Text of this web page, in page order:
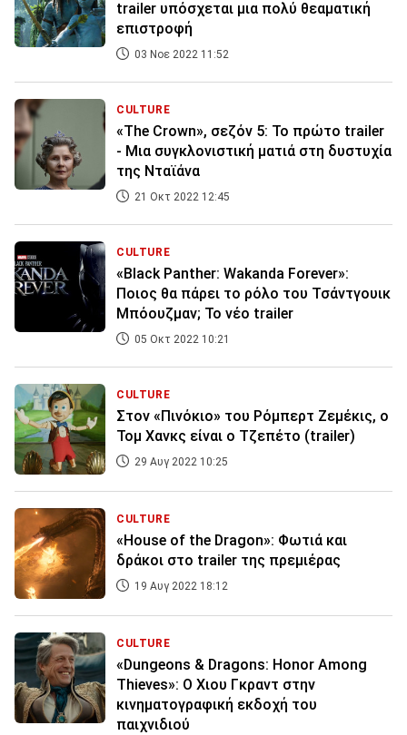
trailer υπόσχεται μια πολύ θεαματική
επιστροφή
03 Νοε 2022 11:52
CULTURE
«The Crown», σεζόν 5: Το πρώτο trailer
- Μια συγκλονιστική ματιά στη δυστυχία
της Νταϊάνα
21 Οκτ 2022 12:45
CULTURE
«Black Panther: Wakanda Forever»:
Ποιος θα πάρει το ρόλο του Τσάντγουικ
Μπόουζμαν; Το νέο trailer
05 Οκτ 2022 10:21
CULTURE
Στον «Πινόκιο» του Ρόμπερτ Ζεμέκις, ο
Τομ Χανκς είναι ο Τζεπέτο (trailer)
29 Αυγ 2022 10:25
CULTURE
«House of the Dragon»: Φωτιά και
δράκοι στο trailer της πρεμιέρας
19 Αυγ 2022 18:12
CULTURE
«Dungeons & Dragons: Honor Among
Thieves»: Ο Χιου Γκραντ στην
κινηματογραφική εκδοχή του
παιχνιδιού